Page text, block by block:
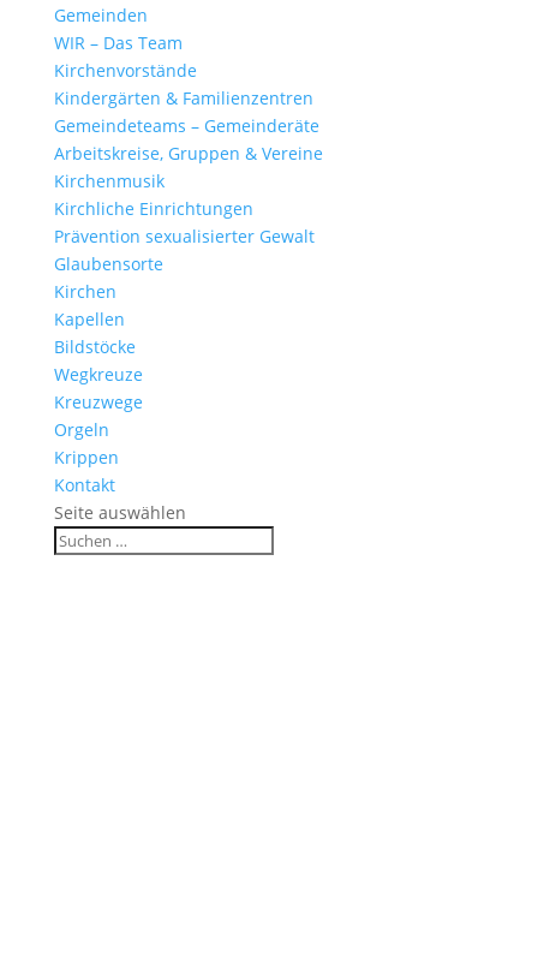
Gemeinden
WIR – Das Team
Kirchen­vor­stände
Kinder­gärten & Familienzentren
Gemein­de­teams – Gemeinderäte
Arbeits­kreise, Gruppen & Vereine
Kirchen­musik
Kirch­liche Einrichtungen
Präven­tion sexua­li­sierter Gewalt
Glau­ben­s­orte
Kirchen
Kapellen
Bild­stöcke
Wegkreuze
Kreuz­wege
Orgeln
Krippen
Kontakt
Seite auswählen